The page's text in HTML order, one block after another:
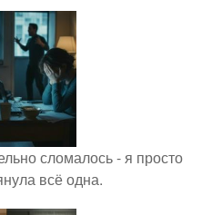
сломалось - я просто
всё одна.